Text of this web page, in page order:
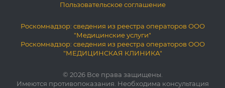
Пользовательское соглашение
Роскомнадзор: сведения из реестра операторов ООО
"Медицинские услуги"
Роскомнадзор: сведения из реестра операторов ООО
"МЕДИЦИНСКАЯ КЛИНИКА"
© 2026 Все права защищены.
Имеются противопоказания. Необходима консультация